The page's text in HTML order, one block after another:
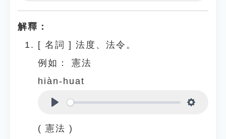
解釋：
[ 名詞 ] 法度、法令。
例如：
憲法
hiàn-huat
( 憲法 )